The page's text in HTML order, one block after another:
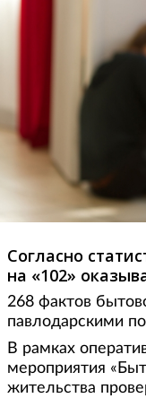
Согласно
на «102»
268 фактов
павлодарскими
В рамках
мероприятия
жительства